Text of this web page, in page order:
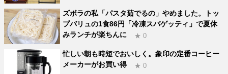
ズボラの私「パスタ茹でるの」やめました。トッ
プバリュの1食86円「冷凍スパゲッティ」で夏休
みランチが楽ちんに
★ 0
忙しい朝も時短でおいしく。象印の定番コーヒー
メーカーがお買い得
★ 0